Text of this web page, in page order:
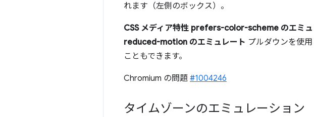
れます（左側のボックス）。
CSS メディア特性 prefers-color-scheme のエミュ
reduced-motion のエミュレート プルダウンを使用
こともできます。
Chromium の問題 #1004246
タイムゾーンのエミュレーション